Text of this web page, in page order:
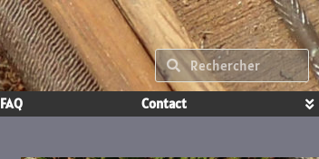
FAQ Contact